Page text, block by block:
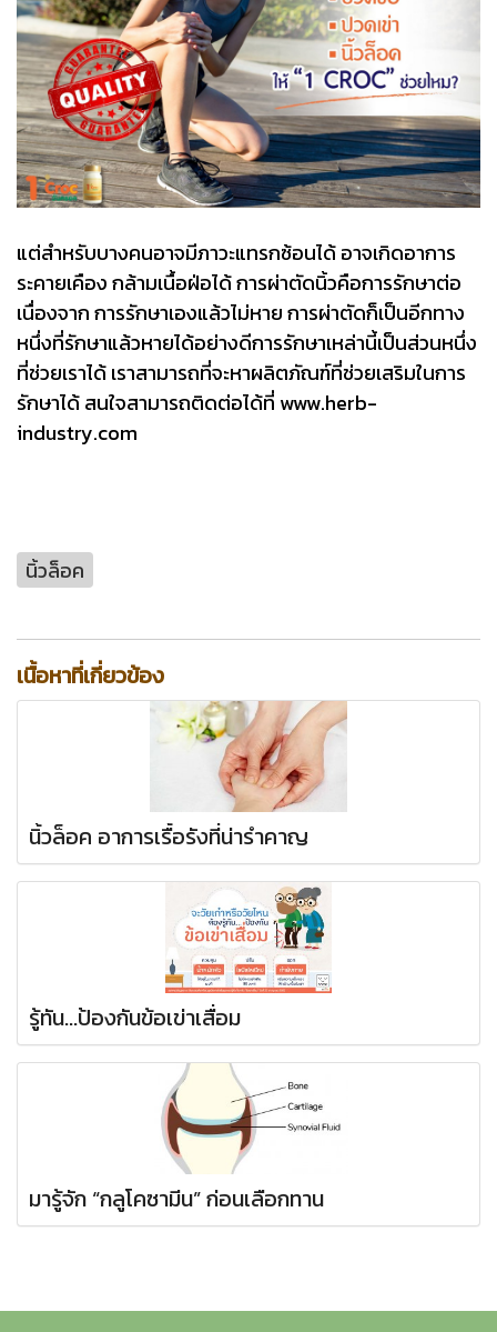
แต่สำหรับบางคนอาจมีภาวะแทรกซ้อนได้ อาจเกิดอาการ
ระคายเคือง กล้ามเนื้อฝ่อได้ การผ่าตัดนิ้วคือการรักษาต่อ
เนื่องจาก การรักษาเองแล้วไม่หาย การผ่าตัดก็เป็นอีกทาง
หนึ่งที่รักษาแล้วหายได้อย่างดีการรักษาเหล่านี้เป็นส่วนหนึ่ง
ที่ช่วยเราได้ เราสามารถที่จะหาผลิตภัณฑ์ที่ช่วยเสริมในการ
รักษาได้ สนใจสามารถติดต่อได้ที่ www.herb-
industry.com
นิ้วล็อค
เนื้อหาที่เกี่ยวข้อง
นิ้วล็อค อาการเรื้อรังที่น่ารำคาญ
รู้ทัน...ป้องกันข้อเข่าเสื่อม
มารู้จัก “กลูโคซามีน” ก่อนเลือกทาน